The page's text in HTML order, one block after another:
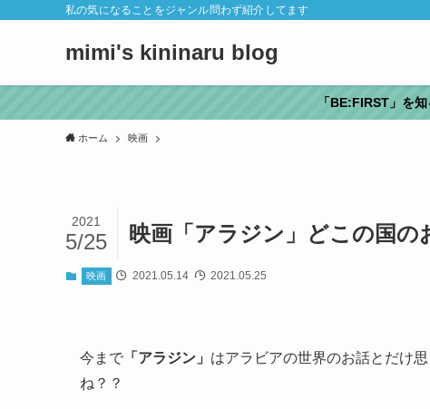
私の気になることをジャンル問わず紹介してます
mimi's kininaru blog
「BE:FIRST」を
ホーム 映画
映画「アラジン」どこの国
2021
5/25
映画 2021.05.14 2021.05.25
今まで 「アラジン」 はアラビアの世界のお話とだけ
ね？？